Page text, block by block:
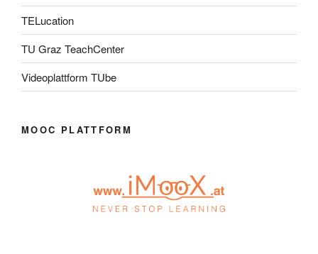
TELucation
TU Graz TeachCenter
Videoplattform TUbe
MOOC PLATTFORM